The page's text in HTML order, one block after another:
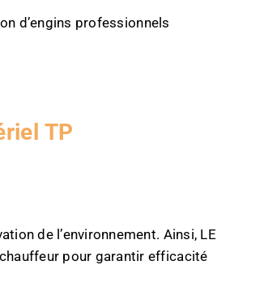
d’engins professionnels
TP
de l’environnement. Ainsi, LE
chauffeur pour garantir efficacité